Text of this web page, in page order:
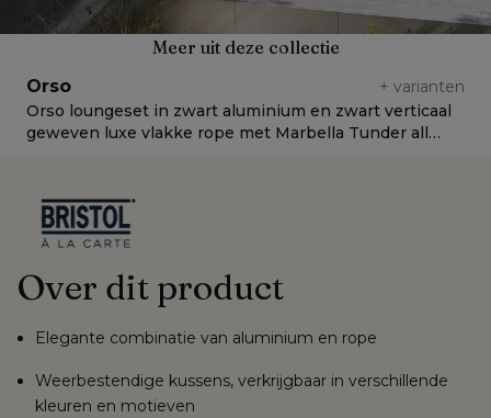
Meer uit deze collectie
Orso + varianten
Orso loungeset in zwart aluminium en zwart verticaal
geweven luxe vlakke rope met Marbella Tunder all
Over dit product
Elegante combinatie van aluminium en rope
Weerbestendige kussens, verkrijgbaar in verschillende
kleuren en motieven